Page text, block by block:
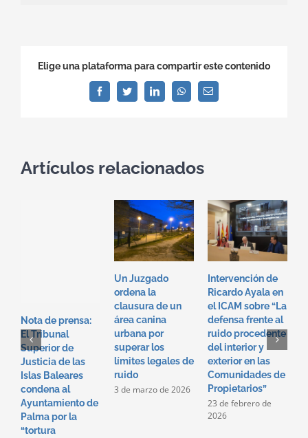
Elige una plataforma para compartir este contenido
FacebookTwitterLinkedInWhatsAppCorreo
electrónico
Artículos relacionados
Nota de prensa:
El Tribunal
Superior de
Justicia de las
Islas Baleares
condena al
Ayuntamiento de
Palma por la
“tortura
Un Juzgado
ordena la
clausura de un
área canina
urbana por
superar los
límites legales de
ruido
3 de marzo de 2026
Intervención de
Ricardo Ayala en
el ICAM sobre “La
defensa frente al
ruido procedente
del interior y
exterior en las
Comunidades de
Propietarios”
23 de febrero de
2026